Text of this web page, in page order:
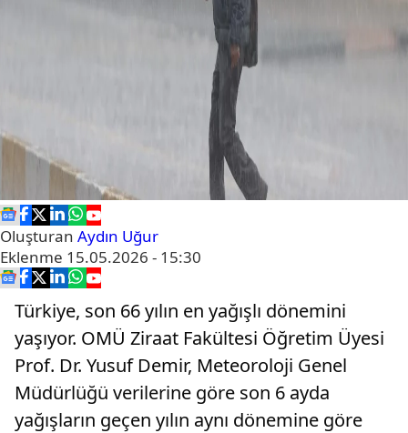
Oluşturan Aydın Uğur
Eklenme 15.05.2026 - 15:30
Türkiye, son 66 yılın en yağışlı dönemini
yaşıyor. OMÜ Ziraat Fakültesi Öğretim Üyesi
Prof. Dr. Yusuf Demir, Meteoroloji Genel
Müdürlüğü verilerine göre son 6 ayda
yağışların geçen yılın aynı dönemine göre